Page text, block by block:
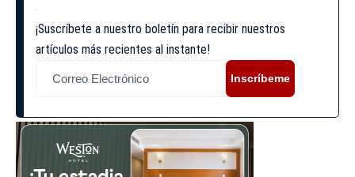
¡Suscríbete a nuestro boletín para recibir nuestros
artículos más recientes al instante!
Inscríbeme